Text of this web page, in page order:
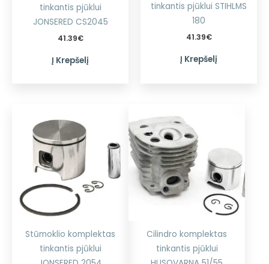
tinkantis pjūklui
JONSERED CS2045
41.39€
Į Krepšelį
tinkantis pjūklui STIHLMS
180
41.39€
Į Krepšelį
Stūmoklio komplektas
tinkantis pjūklui
Cilindro komplektas
tinkantis pjūklui